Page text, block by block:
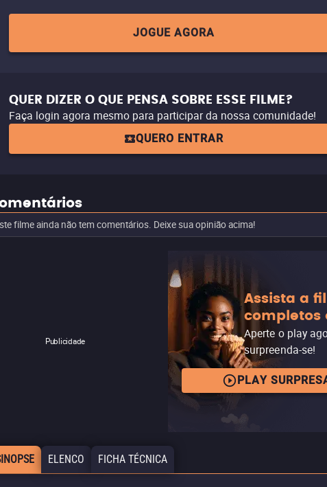
JOGUE AGORA
QUER DIZER O QUE PENSA SOBRE ESSE FILME?
Faça login agora mesmo para participar da nossa comunidade!
QUERO ENTRAR
filme ainda não tem comentários. Deixe sua opinião acima!
Publicidade
Assista a
completos
Aperte o play
surpreenda-se!
PLAY
ELENCO FICHA TÉCNICA